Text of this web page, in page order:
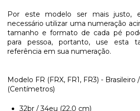
Por este modelo ser mais justo,
necessário utilizar uma numeração
tamanho e formato de cada pé
para pessoa, portanto, use esta
referência em sua numeração.
Modelo FR (FRX, FR1, FR3) - Brasileiro
(Centímetros)
32br / 34eu (22,0 cm)